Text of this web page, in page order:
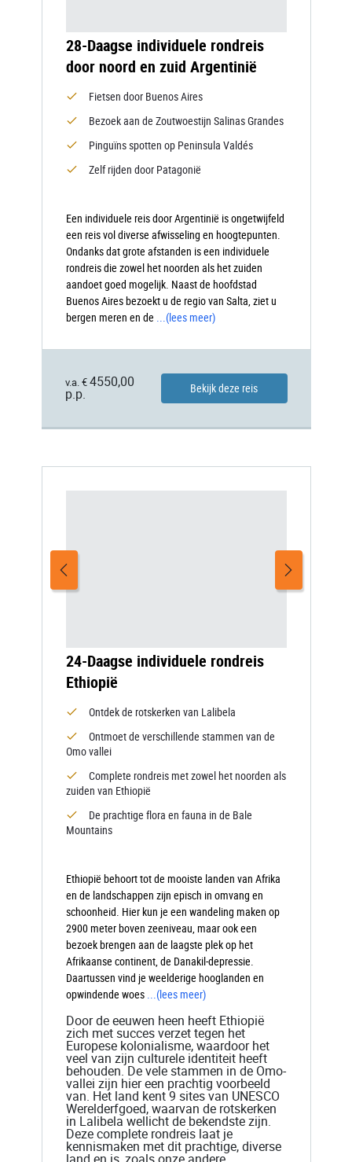
28-Daagse individuele rondreis
door noord en zuid Argentinië
Fietsen door Buenos Aires
Bezoek aan de Zoutwoestijn Salinas Grandes
Pinguïns spotten op Peninsula Valdés
Zelf rijden door Patagonië
Een individuele reis door Argentinië is ongetwijfeld
een reis vol diverse afwisseling en hoogtepunten.
Ondanks dat grote afstanden is een individuele
rondreis die zowel het noorden als het zuiden
aandoet goed mogelijk. Naast de hoofdstad
Buenos Aires bezoekt u de regio van Salta, ziet u
bergen meren en de ...(lees meer)
v.a. € 4550,00
p.p.
Bekijk deze reis
24-Daagse individuele rondreis
Ethiopië
Ontdek de rotskerken van Lalibela
Ontmoet de verschillende stammen van de
Omo vallei
Complete rondreis met zowel het noorden als
zuiden van Ethiopië
De prachtige flora en fauna in de Bale
Mountains
Ethiopië behoort tot de mooiste landen van Afrika
en de landschappen zijn episch in omvang en
schoonheid. Hier kun je een wandeling maken op
2900 meter boven zeeniveau, maar ook een
bezoek brengen aan de laagste plek op het
Afrikaanse continent, de Danakil-depressie.
Daartussen vind je weelderige hooglanden en
opwindende woes ...(lees meer)
Door de eeuwen heen heeft Ethiopië
zich met succes verzet tegen het
Europese kolonialisme, waardoor het
veel van zijn culturele identiteit heeft
behouden. De vele stammen in de Omo-
vallei zijn hier een prachtig voorbeeld
van. Het land kent 9 sites van UNESCO
Werelderfgoed, waarvan de rotskerken
in Lalibela wellicht de bekendste zijn.
Deze complete rondreis laat je
kennismaken met dit prachtige, diverse